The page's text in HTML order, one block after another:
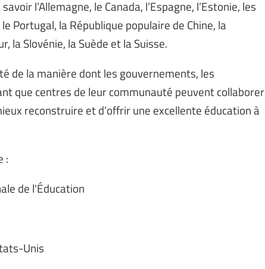
l’Allemagne, le Canada, l’Espagne, l’Estonie, les
Portugal, la République populaire de Chine, la
la Slovénie, la Suède et la Suisse.
de la manière dont les gouvernements, les
que centres de leur communauté peuvent collaborer
reconstruire et d’offrir une excellente éducation à
:
de l'Éducation
Unis